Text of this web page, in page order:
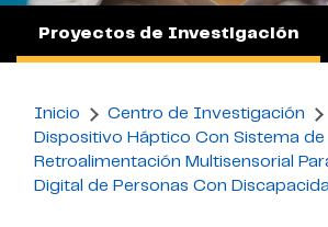
Proyectos de Investigación
Inicio
Centro de Investigación
Dispositivo Háptico Con Sistema de
Retroalimentación Multisensorial
Digital de Personas Con